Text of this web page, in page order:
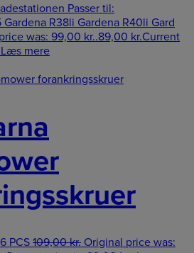
Passer til:
Gardena R38li Gardena R40li Gard
was: 99,00 kr..89,00 kr.Current
Læs mere
PCS 109,00kr. Original price was: